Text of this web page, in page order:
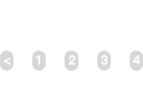
< 1 2 3 4